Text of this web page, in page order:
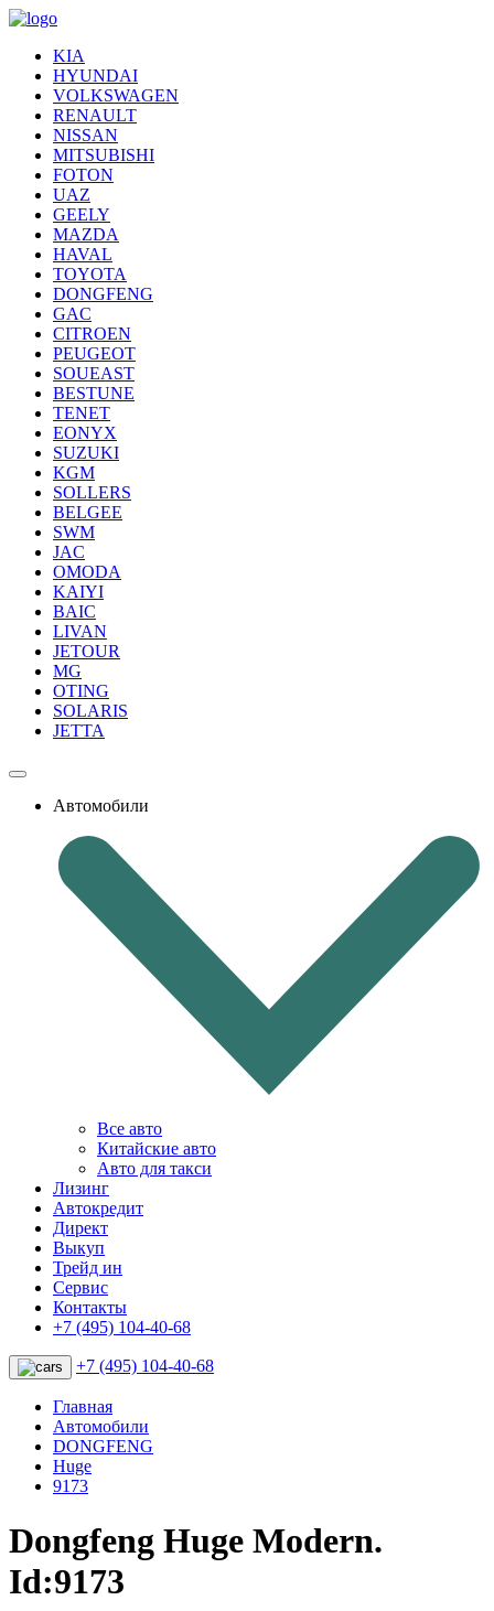
KIA
HYUNDAI
VOLKSWAGEN
RENAULT
NISSAN
MITSUBISHI
FOTON
UAZ
GEELY
MAZDA
HAVAL
TOYOTA
DONGFENG
GAC
CITROEN
PEUGEOT
SOUEAST
BESTUNE
TENET
EONYX
SUZUKI
KGM
SOLLERS
BELGEE
SWM
JAC
OMODA
KAIYI
BAIC
LIVAN
JETOUR
MG
OTING
SOLARIS
JETTA
Автомобили
Все авто
Китайские авто
Авто для такси
Лизинг
Автокредит
Директ
Выкуп
Трейд ин
Сервис
Контакты
+7 (495) 104-40-68
+7 (495) 104-40-68
Главная
Автомобили
DONGFENG
Huge
9173
Dongfeng Huge Modern.
Id:9173